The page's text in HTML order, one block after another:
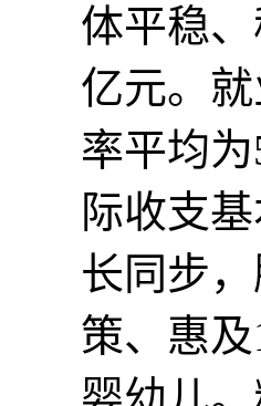
体平稳
亿元。
率平均
际收支
长同步
策、惠